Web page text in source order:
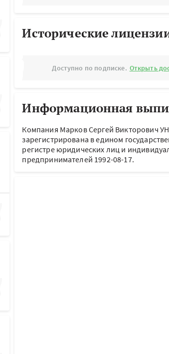
Исторические
Доступно по подписке. Открыть
Информационная
Компания Марков Сергей Викторович
зарегистрирована в едином
регистре юридических лиц и
предпринимателей 1992-08-17.